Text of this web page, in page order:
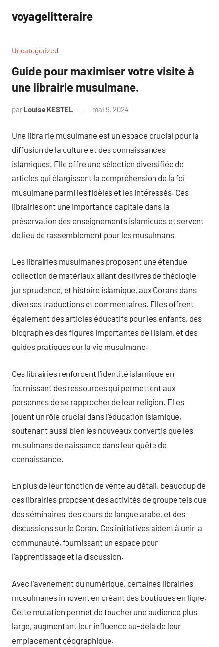
contenu
voyagelitteraire
Uncategorized
Guide pour maximiser votre visite à
une librairie musulmane.
par Louise KESTEL mai 9, 2024
Une librairie musulmane est un espace crucial pour la
diffusion de la culture et des connaissances
islamiques. Elle offre une sélection diversifiée de
articles qui élargissent la compréhension de la foi
musulmane parmi les fidèles et les intéressés. Ces
librairies ont une importance capitale dans la
préservation des enseignements islamiques et servent
de lieu de rassemblement pour les musulmans.
Les librairies musulmanes proposent une étendue
collection de matériaux allant des livres de théologie,
jurisprudence, et histoire islamique, aux Corans dans
diverses traductions et commentaires. Elles offrent
également des articles éducatifs pour les enfants, des
biographies des figures importantes de l’islam, et des
guides pratiques sur la vie musulmane.
Ces librairies renforcent l’identité islamique en
fournissant des ressources qui permettent aux
personnes de se rapprocher de leur religion. Elles
jouent un rôle crucial dans l’éducation islamique,
soutenant aussi bien les nouveaux convertis que les
musulmans de naissance dans leur quête de
connaissance.
En plus de leur fonction de vente au détail, beaucoup de
ces librairies proposent des activités de groupe tels que
des séminaires, des cours de langue arabe, et des
discussions sur le Coran. Ces initiatives aident à unir la
communauté, fournissant un espace pour
l’apprentissage et la discussion.
Avec l’avènement du numérique, certaines librairies
musulmanes innovent en créant des boutiques en ligne.
Cette mutation permet de toucher une audience plus
large, augmentant leur influence au-delà de leur
emplacement géographique.